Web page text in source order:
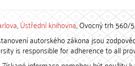
,Ústřední knihovna, Ovocný trh 560/
autorského zákona jsou
is responsible for adherence to all